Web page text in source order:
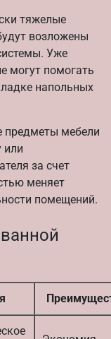
тяжелые
возложены
Уже
могут помогать
напольных
предметы мебели
или
за счет
меняет
помещений.